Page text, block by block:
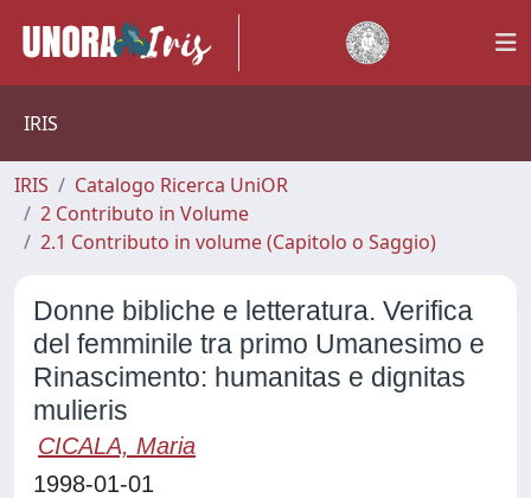
IRIS
IRIS
Catalogo Ricerca UniOR
2 Contributo in Volume
2.1 Contributo in volume (Capitolo o Saggio)
Donne bibliche e letteratura. Verifica
del femminile tra primo Umanesimo e
Rinascimento: humanitas e dignitas
mulieris
CICALA, Maria
1998-01-01